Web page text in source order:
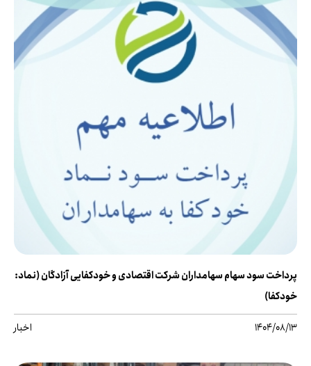
پرداخت سود سهام سهامداران شرکت اقتصادی و خودکفایی آزادگان (نماد:
خودکفا)
1404/08/13 اخبار